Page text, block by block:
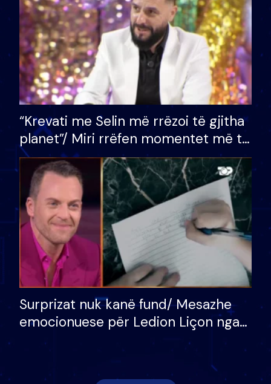
“Krevati me Selin më rrëzoi të gjitha
planet”/ Miri rrëfen momentet më të
bukura në shtëpinë e BB VIP: Do më
mungojë zilja e mëngjesit kur…
Surprizat nuk kanë fund/ Mesazhe
emocionuese për Ledion Liçon nga
nëna dhe fëmijët e tij, moderatori